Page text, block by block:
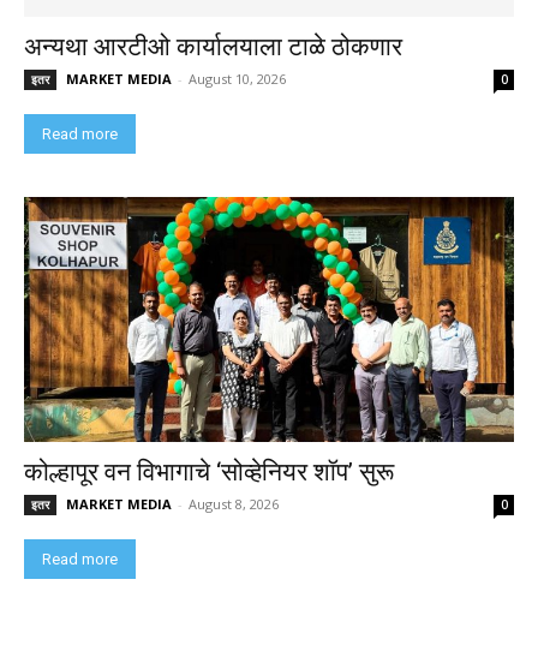
अन्यथा आरटीओ कार्यालयाला टाळे ठोकणार
इतर MARKET MEDIA - August 10, 2026 0
Read more
कोल्हापूर वन विभागाचे ‘सोव्हेनियर शॉप’ सुरू
इतर MARKET MEDIA - August 8, 2026 0
Read more